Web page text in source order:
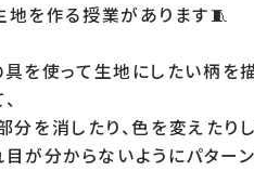
地を作る授業があります🧵
を使って生地にしたい柄を描
を消したり、色を変えたり
が分からないようにパター